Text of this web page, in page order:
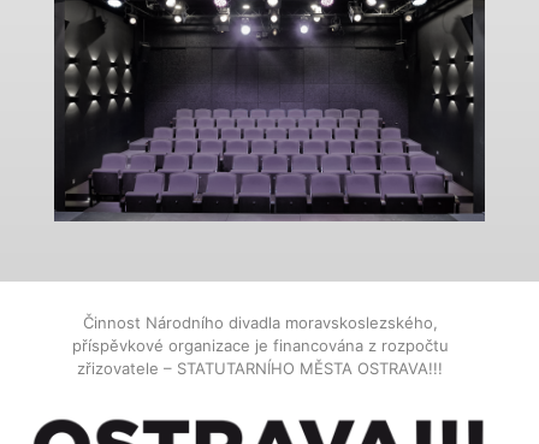
Činnost Národního divadla moravskoslezského,
příspěvkové organizace je financována z rozpočtu
zřizovatele – STATUTARNÍHO MĚSTA OSTRAVA!!!